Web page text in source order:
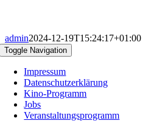
admin2024-12-19T15:24:17+01:00
Toggle Navigation
Impressum
Datenschutzerklärung
Kino-Programm
Jobs
Veranstaltungsprogramm